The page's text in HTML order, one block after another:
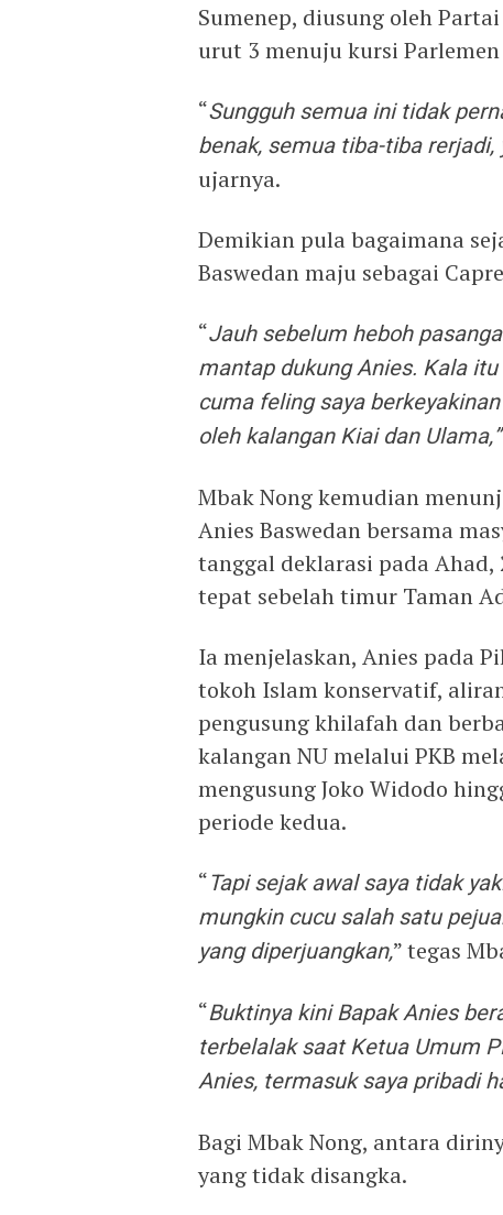
Sumenep, diusung oleh
urut 3 menuju kursi Parlemen
“Sungguh semua ini tidak
benak, semua tiba-tiba
ujarnya.
Demikian pula bagaimana
Baswedan maju sebagai
“Jauh sebelum heboh
mantap dukung Anies. Kala
cuma feling saya
oleh kalangan Kiai dan Ulama,”
Mbak Nong kemudian
Anies Baswedan bersama
tanggal deklarasi pada Ahad,
tepat sebelah timur Taman
Ia menjelaskan, Anies pada
tokoh Islam konservatif,
pengusung khilafah dan
kalangan NU melalui PKB
mengusung Joko Widodo
periode kedua.
“Tapi sejak awal saya tidak
mungkin cucu salah satu
yang diperjuangkan,” tegas
“Buktinya kini Bapak Anies
terbelalak saat Ketua Umum
Anies, termasuk saya pribadi
Bagi Mbak Nong, antara
yang tidak disangka.